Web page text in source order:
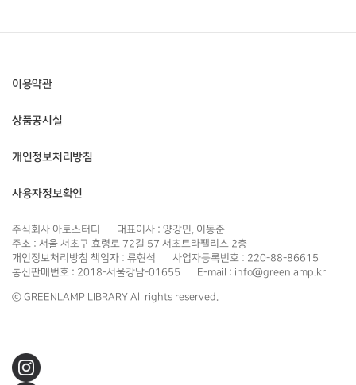
이용약관
상품공시실
개인정보처리방침
사용자정보확인
주식회사 아토스터디
대표이사 : 양강민, 이동준
주소 : 서울 서초구 효령로 72길 57 서초트라팰리스 2층
개인정보처리방침 책임자 : 류현석
사업자등록번호 : 220-88-86615
통신판매번호 : 2018-서울강남-01655
E-mail : info@greenlamp.kr
ⓒ GREENLAMP LIBRARY All rights reserved.